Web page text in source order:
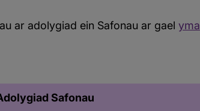
ar adolygiad ein Safonau ar gael yma
Safonau